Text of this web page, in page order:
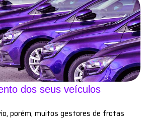
dos seus veículos
porém, muitos gestores de frotas